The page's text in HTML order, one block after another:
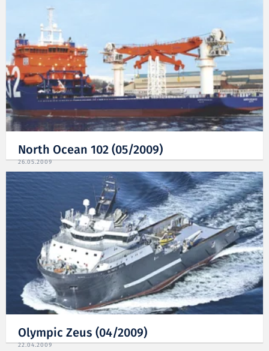
North Ocean 102 (05/2009)
26.05.2009
Olympic Zeus (04/2009)
22.04.2009